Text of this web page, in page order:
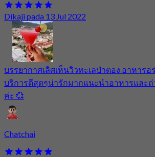
Dikaji pada 13 Jul 2022
บรรยากาศเลิศเห็นวิวทะเลป่าตอง อาหาร
บริการดีสุดๆน่ารักมากแนะนำอาหารและ
ค่ะ 💞
Chatchai